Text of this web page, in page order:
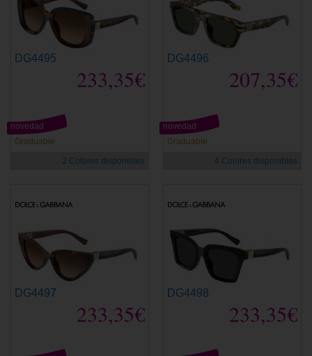
DG4495
233,35€
Graduable
novedad
2 Colores disponibles
DG4496
207,35€
Graduable
novedad
4 Colores disponibles
DG4497
233,35€
DG4498
233,35€